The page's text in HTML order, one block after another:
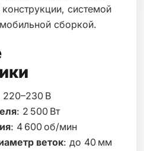
системой
сборкой.
220–230 В
: 2 500 Вт
: 4 600 об/мин
веток: до 40 мм